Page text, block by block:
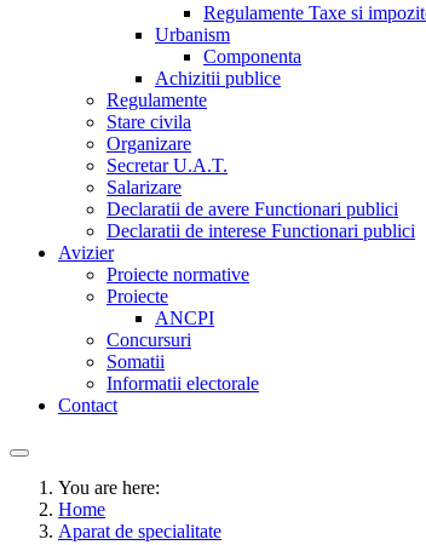
Regulamente Taxe si
Urbanism
Componenta
Achizitii publice
Regulamente
Stare civila
Organizare
Secretar U.A.T.
Salarizare
Declaratii de avere Functionari publici
Declaratii de interese Functionari publici
Avizier
Proiecte normative
Proiecte
ANCPI
Concursuri
Somatii
Informatii electorale
Contact
You are here:
Home
Aparat de specialitate